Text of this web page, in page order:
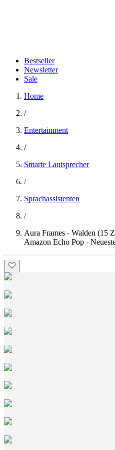
Bestseller
Newsletter
Sale
Home
/
Entertainment
/
Smarte Lautsprecher
/
Sprachassistenten
/
Aura Frames - Walden (15
Amazon Echo Pop -